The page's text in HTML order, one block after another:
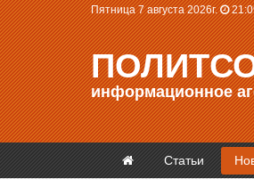
Пятница 7 августа 2026г.
информационное
Статьи